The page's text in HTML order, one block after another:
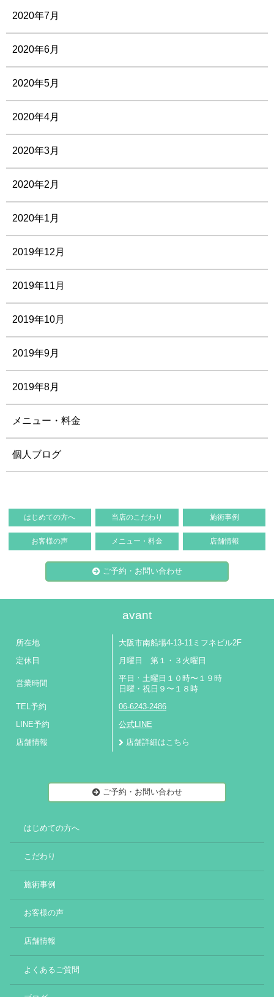
2020年7月
2020年6月
2020年5月
2020年4月
2020年3月
2020年2月
2020年1月
2019年12月
2019年11月
2019年10月
2019年9月
2019年8月
メニュー・料金
個人ブログ
はじめての方へ 当店のこだわり 施術事例
お客様の声 メニュー・料金 店舗情報
ご予約・お問い合わせ
avant
所在地 大阪市南船場4-13-11ミフネビル2F
定休日 月曜日 第１・３火曜日
営業時間
平日ㆍ土曜日１０時〜１９時
日曜・祝日９〜１８時
TEL予約 06-6243-2486
LINE予約 公式LINE
店舗情報 店舗詳細はこちら
ご予約・お問い合わせ
はじめての方へ
こだわり
施術事例
お客様の声
店舗情報
よくあるご質問